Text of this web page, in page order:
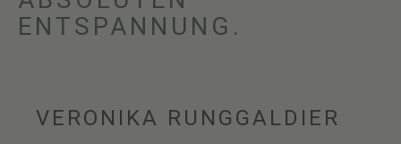
ENTSPANNUNG.
VERONIKA RUNGGALDIER